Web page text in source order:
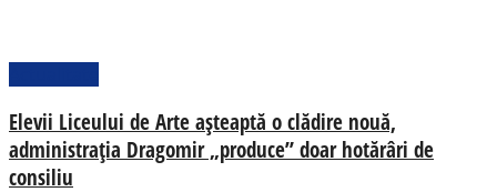
Elevii Liceului de Arte așteaptă o clădire nouă,
administrația Dragomir „produce” doar hotărâri de
consiliu